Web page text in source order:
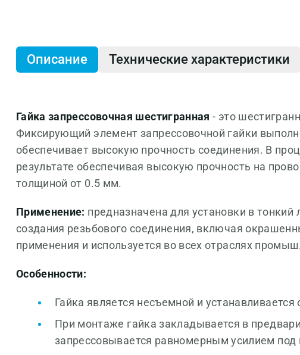
Описание Технические характеристики
Гайка запрессовочная шестигранная- это
Фиксирующий элемент запрессовочной гайки
обеспечивает высокую прочность соединения. В
результате обеспечивая высокую прочность на
толщиной от 0.5 мм.
Применение: предназначена для установки в тонкий
создания резьбового соединения, включая
применения и используется во всех отраслях
Особенности:
Гайка является несъемной и устанавливается
При монтаже гайка закладывается в
запрессовывается равномерным усилием под